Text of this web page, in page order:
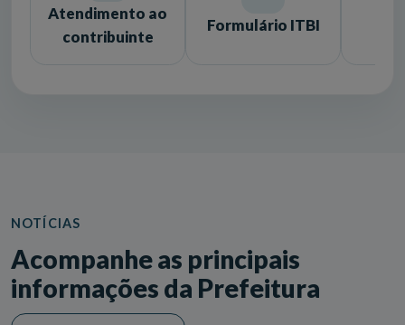
Atendimento ao
contribuinte
Formulário ITBI
NOTÍCIAS
Acompanhe as principais
informações da Prefeitura